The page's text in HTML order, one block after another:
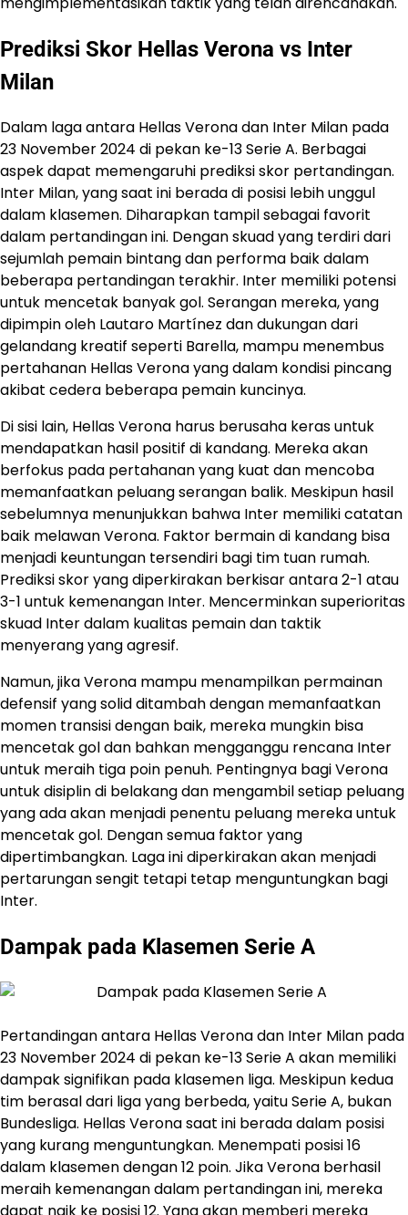
Prediksi Skor Hellas Verona vs Inter
Milan
Dalam laga antara Hellas Verona dan Inter Milan pada
23 November 2024 di pekan ke-13 Serie A. Berbagai
aspek dapat memengaruhi prediksi skor pertandingan.
Inter Milan, yang saat ini berada di posisi lebih unggul
dalam klasemen. Diharapkan tampil sebagai favorit
dalam pertandingan ini. Dengan skuad yang terdiri dari
sejumlah pemain bintang dan performa baik dalam
beberapa pertandingan terakhir. Inter memiliki potensi
untuk mencetak banyak gol. Serangan mereka, yang
dipimpin oleh Lautaro Martínez dan dukungan dari
gelandang kreatif seperti Barella, mampu menembus
pertahanan Hellas Verona yang dalam kondisi pincang
akibat cedera beberapa pemain kuncinya.
Di sisi lain, Hellas Verona harus berusaha keras untuk
mendapatkan hasil positif di kandang. Mereka akan
berfokus pada pertahanan yang kuat dan mencoba
memanfaatkan peluang serangan balik. Meskipun hasil
sebelumnya menunjukkan bahwa Inter memiliki catatan
baik melawan Verona. Faktor bermain di kandang bisa
menjadi keuntungan tersendiri bagi tim tuan rumah. ​
Prediksi skor yang diperkirakan berkisar antara 2-1 atau
3-1 untuk kemenangan Inter. Mencerminkan superioritas
skuad Inter dalam kualitas pemain dan taktik
menyerang yang agresif.​
Namun, jika Verona mampu menampilkan permainan
defensif yang solid ditambah dengan memanfaatkan
momen transisi dengan baik, mereka mungkin bisa
mencetak gol dan bahkan mengganggu rencana Inter
untuk meraih tiga poin penuh. Pentingnya bagi Verona
untuk disiplin di belakang dan mengambil setiap peluang
yang ada akan menjadi penentu peluang mereka untuk
mencetak gol. Dengan semua faktor yang
dipertimbangkan. Laga ini diperkirakan akan menjadi
pertarungan sengit tetapi tetap menguntungkan bagi
Inter.
Dampak pada Klasemen Serie A
​Pertandingan antara Hellas Verona dan Inter Milan pada
23 November 2024 di pekan ke-13 Serie A akan memiliki
dampak signifikan pada klasemen liga. Meskipun kedua
tim berasal dari liga yang berbeda, yaitu Serie A, bukan
Bundesliga.​ Hellas Verona saat ini berada dalam posisi
yang kurang menguntungkan. Menempati posisi 16
dalam klasemen dengan 12 poin. Jika Verona berhasil
meraih kemenangan dalam pertandingan ini, mereka
dapat naik ke posisi 12. Yang akan memberi mereka